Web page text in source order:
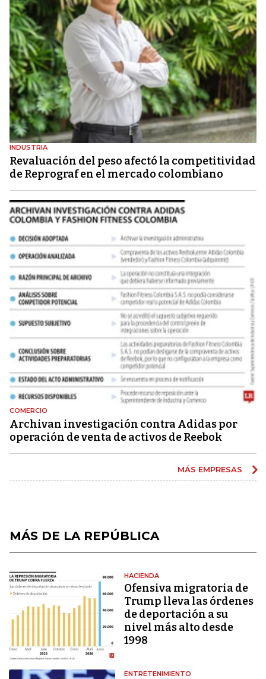
INDUSTRIA
Revaluación del peso afectó la competitividad
de Reprograf en el mercado colombiano
COMERCIO
Archivan investigación contra Adidas por
operación de venta de activos de Reebok
MÁS EMPRESAS
MÁS DE LA REPÚBLICA
HACIENDA
Ofensiva migratoria de
Trump lleva las órdenes
de deportación a su
nivel más alto desde
1998
ENTRETENIMIENTO